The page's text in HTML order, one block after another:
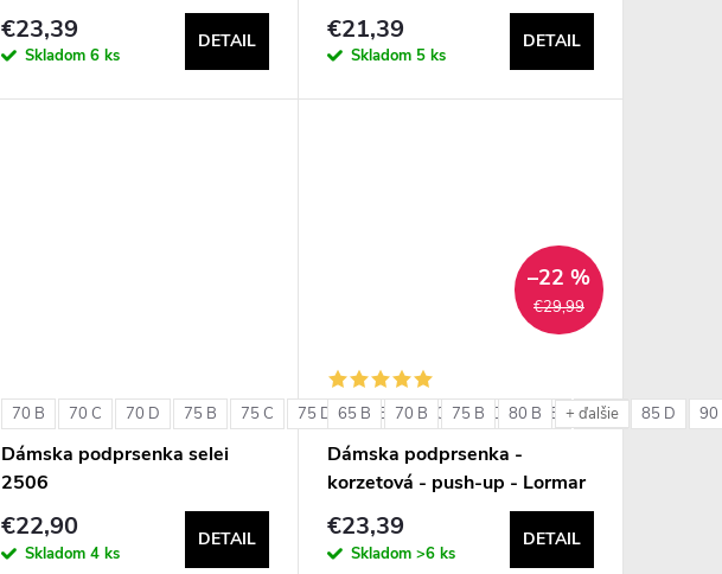
€23,39
Skladom6 ks
DETAIL €21,39
Skladom 5 ks
DETAIL
70 B 70 C 70 D 75 B 75 C 75 D 80 B 80 C 80 D 85 B 85 C 85 D 90
Dámska podprsenka selei
2506
€22,90
Skladom4 ks
DETAIL
€29,99
–22 %
65 B 70 B 75 B 80 B + ďalšie
Dámska podprsenka -
korzetová - push-up - Lormar
Double Extra Pizzo
€23,39
Skladom >6 ks
DETAIL